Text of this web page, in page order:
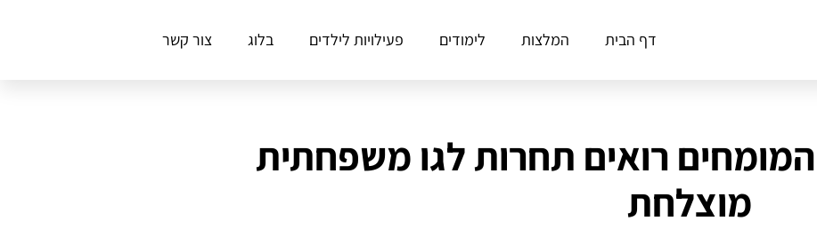
דף הבית המלצות לימודים פעילויות לילדים בלוג צור קשר
רואים תחרות לגו משפחתית
מוצלחת